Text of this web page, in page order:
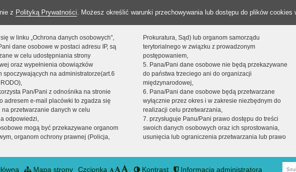
z Polityką Prywatności. Możesz określić warunki przechowywania lub dostępu do plików cookies
w linku „Ochrona danych osobowych”,
dane osobowe w postaci adresu IP, są
w celu udostępniania strony
oraz wypełnienia obowiązków
spoczywających na administratorze(art.6
Pan/Pani z odnośnika na stronie
adresem e-mail placówki to zgadza się
na przetwarzanie danych w celu
odpowiedzi,
mogą być przekazywane organom
organom ochrony prawnej (Policja,
Prokuratura, Sąd) lub organom samorządu
terytorialnego w związku z prowadzonym
postępowaniem,
5. Pana/Pani dane osobowe nie będą przekazywane
do państwa trzeciego ani do organizacji
międzynarodowej,
6. Pana/Pani dane osobowe będą przetwarzane
wyłącznie przez okres i w zakresie niezbędnym do
realizacji celu przetwarzania,
7. przysługuje Panu/Pani prawo dostępu do treści
swoich danych osobowych oraz ich sprostowania,
usunięcia lub ograniczenia przetwarzania lub prawo
Mapa strony Czcionka Kontrast Informacja administratora